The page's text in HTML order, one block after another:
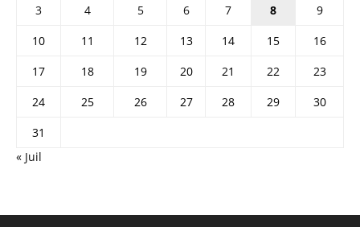
3
4 5 6 7 8
9
10
11 12 13 14 15
16
17
18 19 20 21 22
23
24
25 26 27 28 29
30
31
« Juil